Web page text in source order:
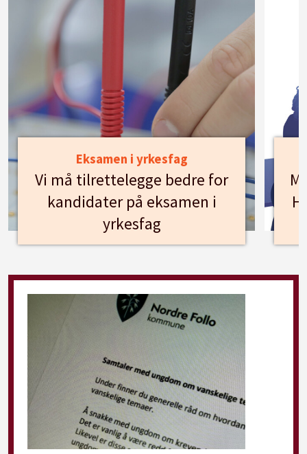
Eksamen i yrkesfag
Vi må tilrettelegge bedre for
kandidater på eksamen i
yrkesfag